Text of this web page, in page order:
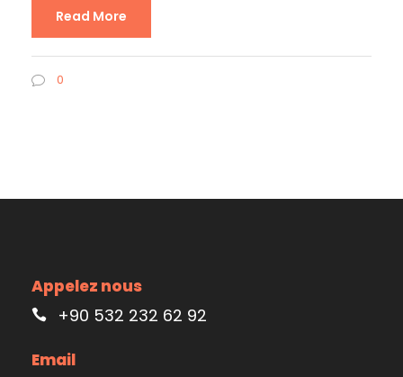
Read More
0
Appelez nous
+90 532 232 62 92
Email